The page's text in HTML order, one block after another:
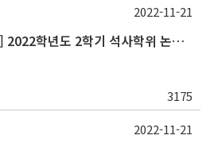
[보건정책관리학전공] 2022학년도 2학기 석사학위 논문심사 일정
3175
2022-11-21
2022-11-21